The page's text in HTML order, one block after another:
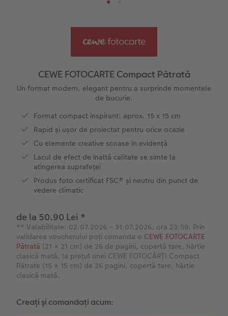
Exemplele clienților
CEWE FOTOCARTE Kids
CEWE FOTOCARTE Art Collection
Accesorii
Nature Prints
Poster Premium
Art Prints
Fotografii standard
Cutii cu fotografii
Set fotografii
Fotosticker
Instant Foto
Sticker instant
Fotografie Aludibond
Fotografie pe Forex
Panou de întâmpinare nuntă
Baghete pentru poster
Hexxas
Fotografie pe lemn
Decorațiuni de perete din mai multe părți
Colaje foto
Bandă foto
Accesorii
Felicitări
Rechizite școlare și de birou
Cutii de cadou
Art Prints
Calendare foto
CEWE FOTOCARTE Kids
Povești CEWE
Idei de cadouri pentru cei dragi
Interviuri
Călătorie
Nuntă
Absolvire
CEWE FOTOCARTE Compact Pătrată
Un format modern, elegant pentru a surprinde momentele
de bucurie.
Format compact inspirant: aprox. 15 x 15 cm
Rapid și ușor de proiectat pentru orice ocazie
Cu elemente creative scoase în evidență
Lacul de efect de înaltă calitate se simte la
atingerea suprafeței
Produs foto certificat FSC® și neutru din punct de
vedere climatic
de la 50.90 Lei *
** Valabilitate: 02.07.2026 – 31.07.2026, ora 23:59. Prin
validarea voucherului poți comanda o CEWE FOTOCARTE
Pătrată (21 × 21 cm) de 26 de pagini, copertă tare, hârtie
clasică mată, la prețul unei CEWE FOTOCĂRȚI Compact
Pătrate (15 × 15 cm) de 26 pagini, copertă tare, hârtie
clasică mată.
Creați și comandați acum: